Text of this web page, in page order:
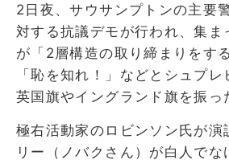
2日夜、サウサンプトンの主要
対する抗議デモが行われ、集
が「2層構造の取り締まりをす
「恥を知れ！」などとシュプレ
英国旗やイングランド旗を振っ
極右活動家のロビンソン氏が演
リー（ノバクさん）が白人で